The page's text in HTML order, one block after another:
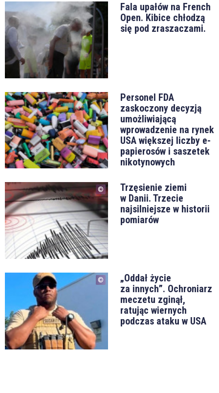
Fala upałów na French
Open. Kibice chłodzą
się pod zraszaczami.
Personel FDA
zaskoczony decyzją
umożliwiającą
wprowadzenie na rynek
USA większej liczby e-
papierosów i saszetek
nikotynowych
Trzęsienie ziemi
w Danii. Trzecie
najsilniejsze w historii
pomiarów
„Oddał życie
za innych”. Ochroniarz
meczetu zginął,
ratując wiernych
podczas ataku w USA